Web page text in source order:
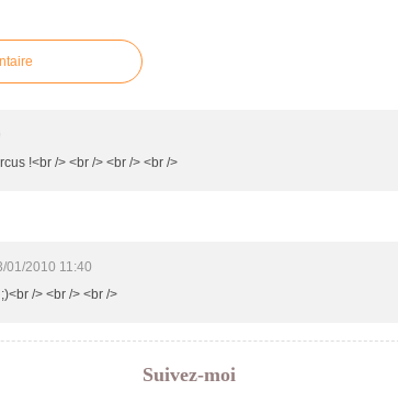
!<br /> <br /> <br /> <br />
01/2010 11:40
/> <br /> <br />
Suivez-moi